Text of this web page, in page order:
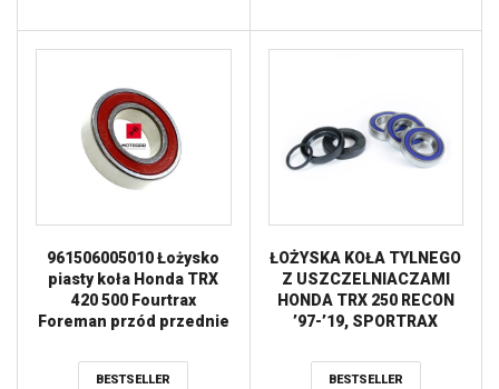
961506005010 Łożysko
piasty koła Honda TRX
420 500 Fourtrax
Foreman przód przednie
BESTSELLER
ŁOŻYSKA KOŁA TYLNEGO
Z USZCZELNIACZAMI
HONDA TRX 250 RECON
’97-’19, SPORTRAX
BESTSELLER